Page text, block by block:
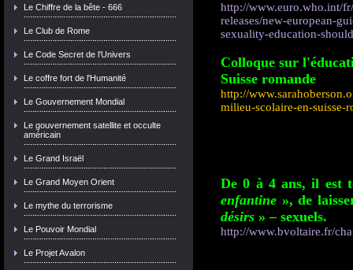
Le Chiffre de la bête - 666
Le Club de Rome
Le Code Secret de l'Univers
Le coffre fort de l'Humanité
Le Gouvernement Mondial
Le gouvernement satellite et occulte
américain
Le Grand Israël
Le Grand Moyen Orient
Le mythe du terrorisme
Le Pouvoir Mondial
Le Projet Avalon
http://www.euro.who.int/
releases/new-european-
sexuality-education-
Colloque sur
Suisse romande
http://
milieu-scolaire-en-suisse-
De 0 à 4 ans, il est
enfantine », de
désirs » – sexuels.
http://www.bvoltaire.fr/